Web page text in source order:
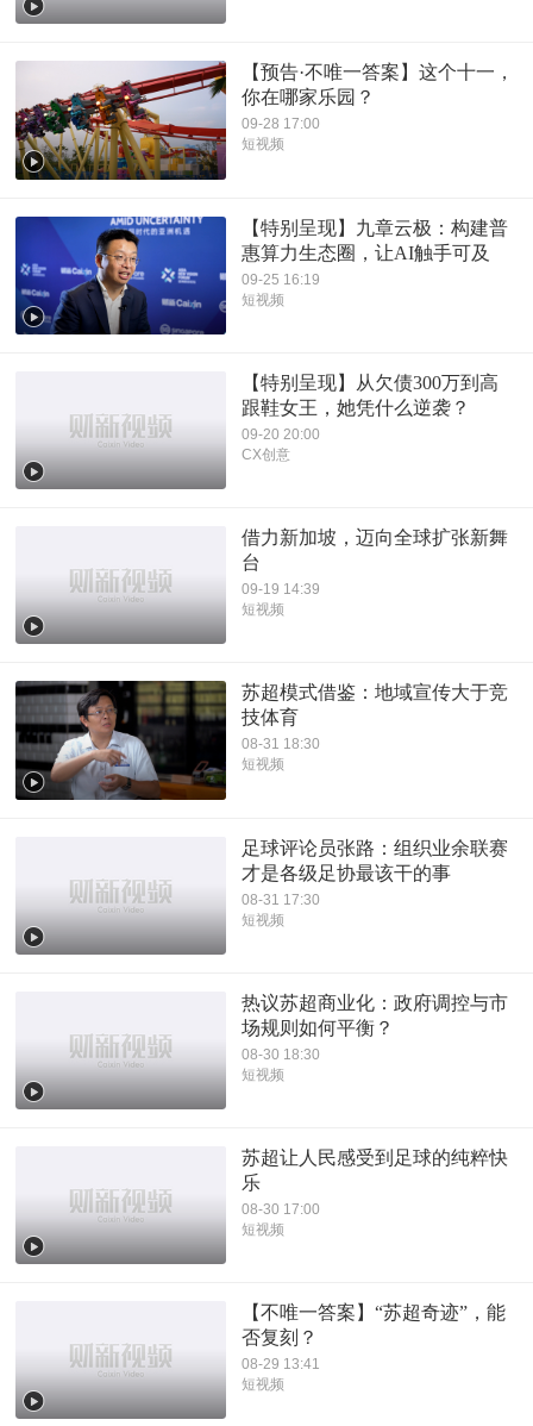
【预告·不唯一答案】这个十一，
你在哪家乐园？
09-28 17:00
短视频
【特别呈现】九章云极：构建普
惠算力生态圈，让AI触手可及
09-25 16:19
短视频
【特别呈现】从欠债300万到高
跟鞋女王，她凭什么逆袭？
09-20 20:00
CX创意
借力新加坡，迈向全球扩张新舞
台
09-19 14:39
短视频
苏超模式借鉴：地域宣传大于竞
技体育
08-31 18:30
短视频
足球评论员张路：组织业余联赛
才是各级足协最该干的事
08-31 17:30
短视频
热议苏超商业化：政府调控与市
场规则如何平衡？
08-30 18:30
短视频
苏超让人民感受到足球的纯粹快
乐
08-30 17:00
短视频
【不唯一答案】“苏超奇迹”，能
否复刻？
08-29 13:41
短视频